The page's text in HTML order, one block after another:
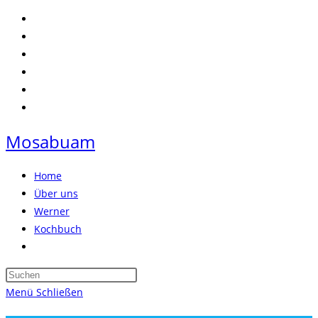
Zum
Inhalt
springen
Mosabuam
Home
Über uns
Werner
Kochbuch
umschalten
Press
Menü Schließen